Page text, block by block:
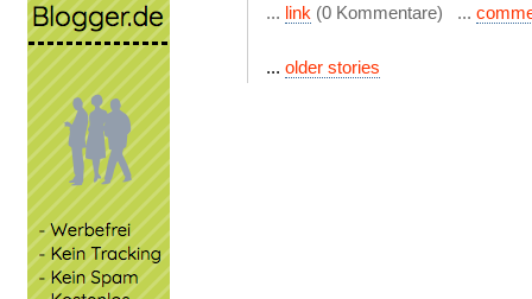
... link (0 Kommentare) ...
... older stories